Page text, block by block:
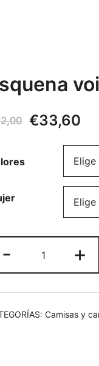
El
precio
original
€42,00.
€33,60
-
voile
cantidad
+
Camisas y